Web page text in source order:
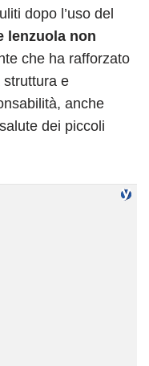
dopo l’uso del
lenzuola non
che ha rafforzato
struttura e
anche
dei piccoli